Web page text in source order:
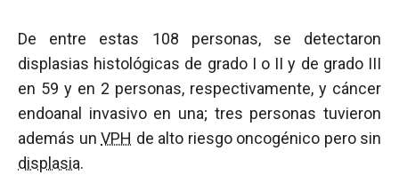
De entre estas 108 personas, se detectaron
displasias histológicas de grado I o II y de grado III
en 59 y en 2 personas, respectivamente, y cáncer
endoanal invasivo en una; tres personas tuvieron
además un VPH de alto riesgo oncogénico pero sin
displasia.